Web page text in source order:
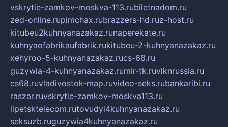
vskrytie-zamkov-moskva-113.rubiletnadom.ru
zed-online.rupimchax.rubrazzers-hd.ruz-host.ru
kitubeu2kuhnyanazakaz.runaperekate.ru
kuhnyaofabrikaufabrik.rukitubeu-2-kuhnyanazakaz.ru
xehyroo-5-kuhnyanazakaz.rucs-68.ru
guzywia-4-kuhnyanazakaz.rumir-tk.ruvlknrussia.ru
cs68.ruvladivostok-map.ruvideo-seks.rubankaribi.ru
raszar.ruvskrytie-zamkov-moskva113.ru
lipetsktelecom.rutovudyi4kuhnyanazakaz.ru
seksuzb.ruguzywia4kuhnyanazakaz.ru